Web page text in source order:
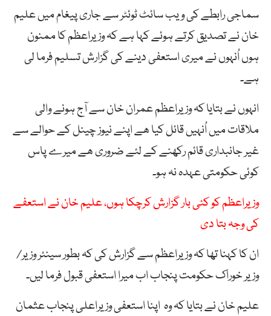
سماجی رابطے کی ویب سائٹ ٹوئٹر سے جاری پیغام میں علیم
خان نے تصدیق کرتے ہوئے کہا ہے کہ وزیراعظم کا ممنون
ہوں اُنہوں نے میری استعفی دینے کی گزارش تسلیم فرما لی
ہے۔
انہوں نے بتایا کہ وزیراعظم عمران خان سے آج ہونے والی
ملاقات میں اُنہیں قائل کیا ھے اپنے نیوز چینل کے حوالے سے
غیر جانبداری قائم رکھنے کے لئے ضروری ھے میرے پاس
کوئی حکومتی عہدہ نہ ہو۔
وزیراعظم کو کئی بار گزارش کرچکا ہوں، علیم خان نے استعفے
کی وجہ بتا دی
ان کا کہنا تھا کہ وزیراعظم سے گزارش کی کہ بطور سینئر وزیر/
وزیر خوراک حکومت پنجاب اب میرا استعفی قبول فرما لیں۔
علیم خان نے بتایا کہ وہ اپنا استعفی وزیراعلی پنجاب عثمان